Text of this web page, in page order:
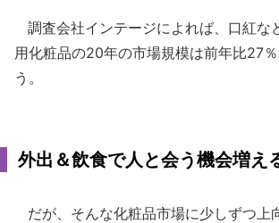
調査会社インテージによれば、口紅な
用化粧品の20年の市場規模は前年比27
う。
外出＆飲食で人と会う機会増え
だが、そんな化粧品市場に少しずつ上